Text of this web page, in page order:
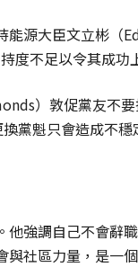
能源大臣文立彬（
度不足以令其成功
）敦促黨友不
黨魁只會造成不
強調自己不會辭
社區力量，是一